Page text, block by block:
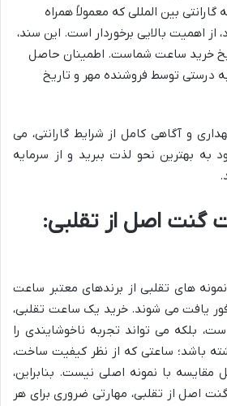
بین المللی که معمولاً همراه
از اهمیت بالایی برخوردار است. این سند،
خرید ساعت شماست. اطمینان حاصل
درستی توسط فروشنده مهر و تاریخ
و آگاهی کامل از شرایط گارانتی، می
به بهترین نحو لذت ببرید و از سرمایه
اصل از تقلبی:
نمونه های تقلبی از برندهای معتبر ساعت
یافت می شوند. خرید یک ساعت تقلبی،
بلکه می تواند تجربه ناخوشایندی را
باشد؛ ساعتی که از نظر کیفیت ساخت،
مقایسه با نمونه اصلی نیست. بنابراین،
اصل از تقلبی، مهارتی ضروری برای هر